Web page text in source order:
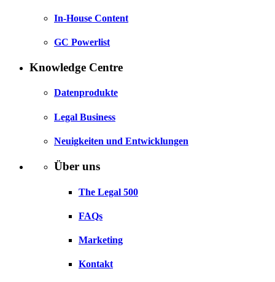
In-House Content
GC Powerlist
Knowledge Centre
Datenprodukte
Legal Business
Neuigkeiten und Entwicklungen
Über uns
The Legal 500
FAQs
Marketing
Kontakt